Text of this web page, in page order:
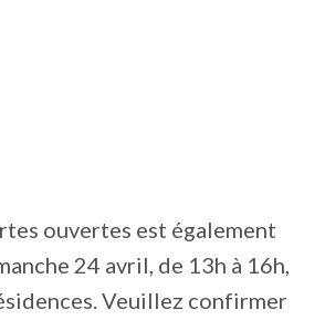
ouvertes est également
24 avril, de 13h à 16h,
Veuillez confirmer